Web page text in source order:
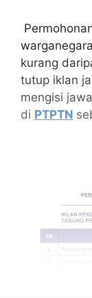
kurang
tutup iklan
mengisi
di PTPTN